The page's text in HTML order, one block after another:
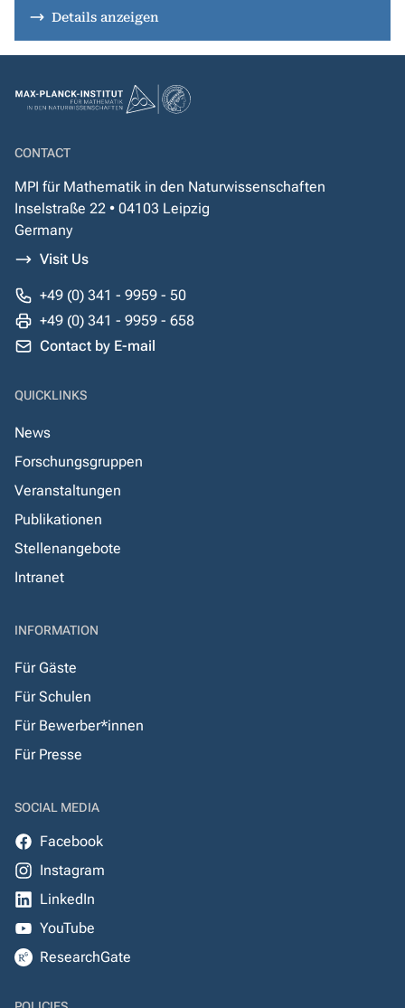
Details anzeigen
CONTACT
MPI für Mathematik in den Naturwissenschaften
Inselstraße 22 • 04103 Leipzig
Germany
Visit Us
+49 (0) 341 - 9959 - 50
+49 (0) 341 - 9959 - 658
Contact by E-mail
QUICKLINKS
News
Forschungsgruppen
Veranstaltungen
Publikationen
Stellenangebote
Intranet
INFORMATION
Für Gäste
Für Schulen
Für Bewerber*innen
Für Presse
SOCIAL MEDIA
Facebook
Instagram
LinkedIn
YouTube
ResearchGate